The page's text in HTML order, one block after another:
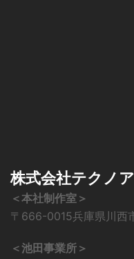
株式会社テクノ
＜本社制作室＞
〒666-0015兵庫県川西
＜池田事業所＞